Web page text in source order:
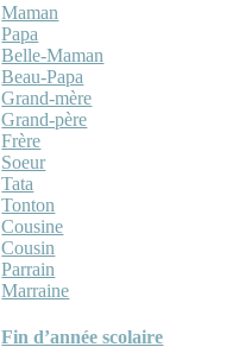
Maman
Papa
Belle-Maman
Beau-Papa
Grand-mère
Grand-père
Frère
Soeur
Tata
Tonton
Cousine
Cousin
Parrain
Marraine
Fin d’année scolaire